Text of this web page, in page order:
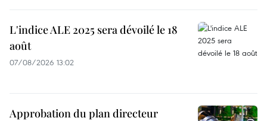
L'indice ALE 2025 sera dévoilé le 18
août
07/08/2026 13:02
Approbation du plan directeur